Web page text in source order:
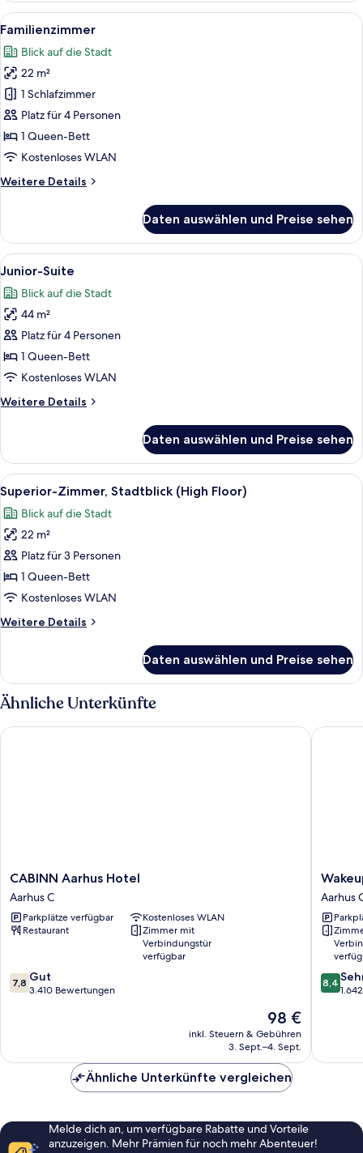
Alle
Fotos
für
Familienzimmer
anzeigen
Ein Hotelzimmer mit einem großen
8
Familienzimmer
Blick auf die Stadt
22 m²
1 Schlafzimmer
Platz für 4 Personen
1 Queen-Bett
Kostenloses WLAN
Weitere Details
Weitere
Daten auswählen und Preise sehen
Alle
Fotos
für
Junior-
Suite
anzeigen
Ein Hotelzimmer mit einem großen
8
Junior-Suite
Blick auf die Stadt
44 m²
Platz für 4 Personen
1 Queen-Bett
Kostenloses WLAN
Weitere Details
Weitere
Suite
Daten auswählen und Preise sehen
Alle
Fotos
für
Superior-
Zimmer,
Stadtblick
(High
anzeigen
Ein Hotelzimmer mit einem großen
13
Superior-Zimmer, Stadtblick (High Floor)
Blick auf die Stadt
22 m²
Platz für 3 Personen
1 Queen-Bett
Kostenloses WLAN
Weitere Details
Weitere
Zimmer,
Stadtblick
(High
Floor)
Daten auswählen und Preise sehen
Ähnliche Unterkünfte
CABINN
Aarhus
Hotel
Aarhus
C
CABINN Aarhus Hotel
Aarhus C
Parkplätze verfügbar
Kostenloses WLAN
Restaurant
Zimmer mit
Verbindungstür
verfügbar
7.8
von
7,8 Gut
3.410 Bewertungen
Der
Preis
beträgt
98 €
inkl. Steuern & Gebühren
3. Sept.–4. Sept.
CABINN Aarhus Hotel
Wakeup
Aarhus
Aarhus
C
Aarhus
8.4
von
8,4
Wakeup
Ähnliche Unterkünfte vergleichen
Melde dich an, um verfügbare Rabatte und Vorteile
anzuzeigen. Mehr Prämien für noch mehr Abenteuer!